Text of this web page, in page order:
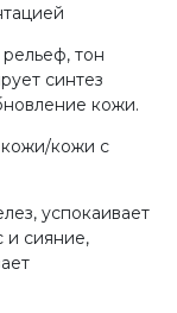
тон
синтез
кожи.
кожи с
успокаивает
и сияние,